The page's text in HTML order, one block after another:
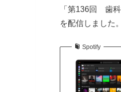
「第136回 歯
を配信しました。
Spotify